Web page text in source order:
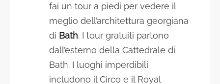
fai un tour a piedi per vedere il
meglio dell’architettura georgiana
di Bath. I tour gratuiti partono
dall’esterno della Cattedrale di
Bath. I luoghi imperdibili
includono il Circo e il Royal